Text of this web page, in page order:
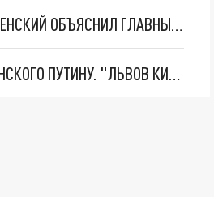
"МЫ ВАС ЗАСТАВИМ": ЖУТКИЕ ДЕТАЛИ ОХОТЫ НА ГЕНЕРАЛА. ЗЕЛЕНСКИЙ ОБЪЯСНИЛ ГЛАВНЫЙ СМЫСЛ ТЕРАКТА В ЦЕНТРЕ МОСКВЫ
НОВОЕ МАСШТАБНЕЙШЕЕ НАСТУПЛЕНИЕ. ТРИ УЛЬТИМАТУМА ЗЕЛЕНСКОГО ПУТИНУ. "ЛЬВОВ КИМА" ПОСТАВЯТ НА ПВО? ГЛОБАЛЬНЫЙ ПРОРЫВ ПОД ЗАПОРОЖЬЕМ